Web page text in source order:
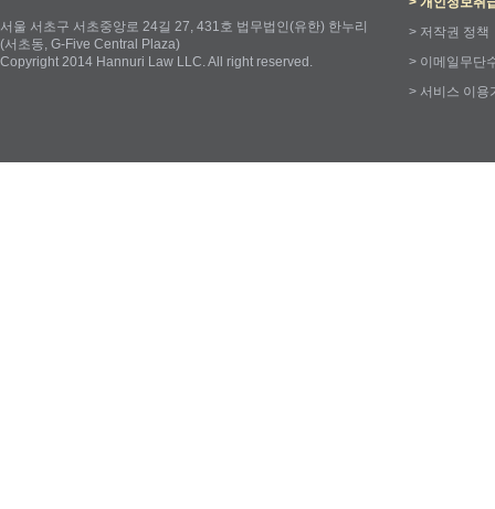
서울 서초구 서초중앙로 24길 27, 431호 법무법인(유한) 한누리
(서초동, G-Five Central Plaza)
Copyright 2014 Hannuri Law LLC. All right reserved.
> 저작권 정책
> 이메일무단
> 서비스 이용